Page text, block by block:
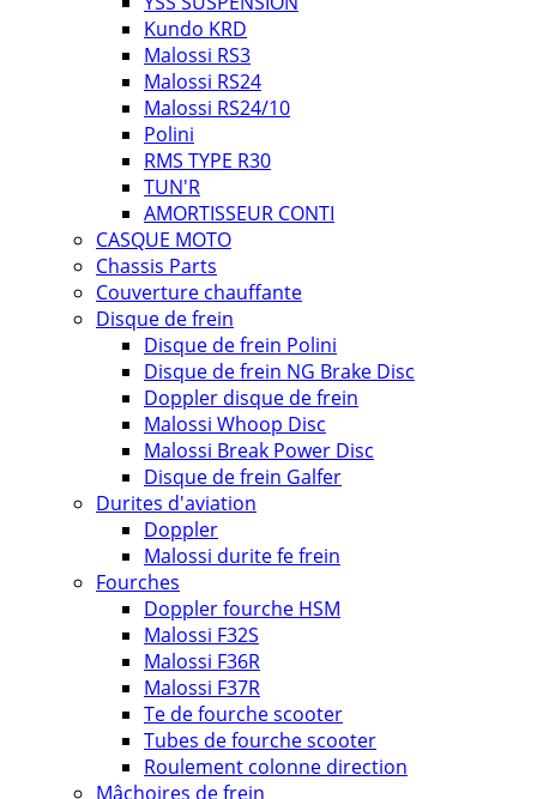
Kundo KRD
Malossi RS3
Malossi RS24
Malossi RS24/10
Polini
RMS TYPE R30
TUN'R
AMORTISSEUR CONTI
CASQUE MOTO
Chassis Parts
Couverture chauffante
Disque de frein
Disque de frein Polini
Disque de frein NG Brake Disc
Doppler disque de frein
Malossi Whoop Disc
Malossi Break Power Disc
Disque de frein Galfer
Durites d'aviation
Doppler
Malossi durite fe frein
Fourches
Doppler fourche HSM
Malossi F32S
Malossi F36R
Malossi F37R
Te de fourche scooter
Tubes de fourche scooter
Roulement colonne direction
Mâchoires de frein